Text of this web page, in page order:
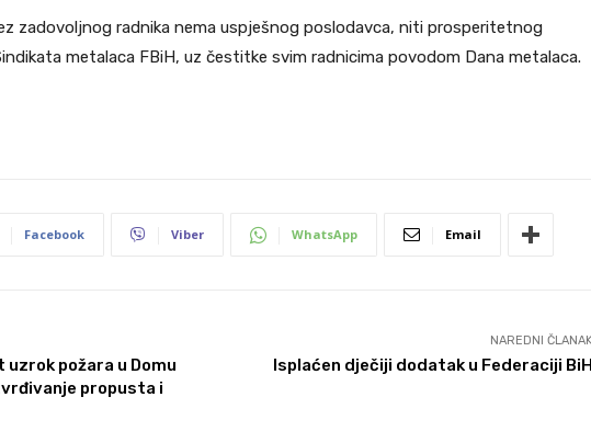
zadovoljnog radnika nema uspješnog poslodavca, niti prosperitetnog
metalaca FBiH, uz čestitke svim radnicima povodom Dana metalaca.
Facebook Viber WhatsApp Email
uzrok požara u Domu
propusta i
NAREDNI ČLANAK
Isplaćen dječiji dodatak u Federaciji BiH